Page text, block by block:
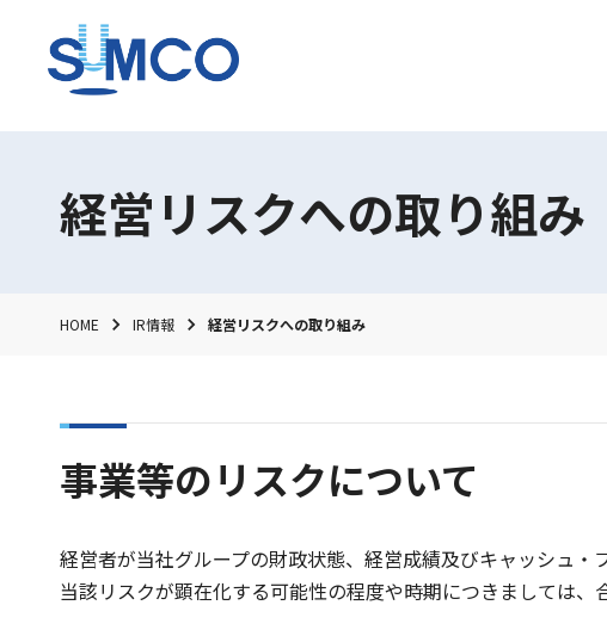
経営リスクへの取り組み
HOME IR情報 経営リスクへの取り組み
事業等のリスクについて
経営者が当社グループの財政状態、経営成績及びキャッシュ
当該リスクが顕在化する可能性の程度や時期につきましては